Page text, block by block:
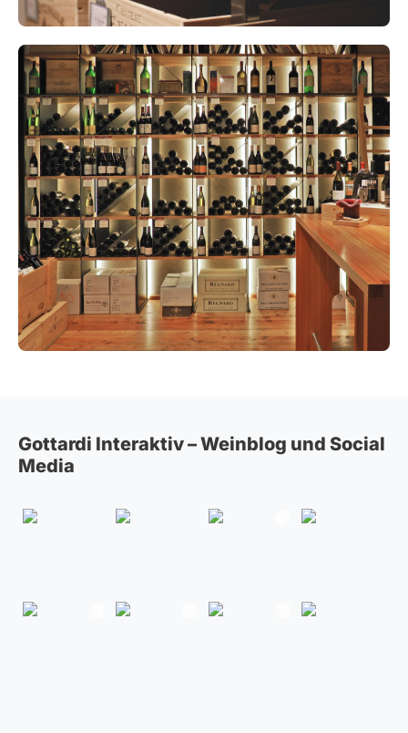
Gottardi Interaktiv – Weinblog und Social
Media